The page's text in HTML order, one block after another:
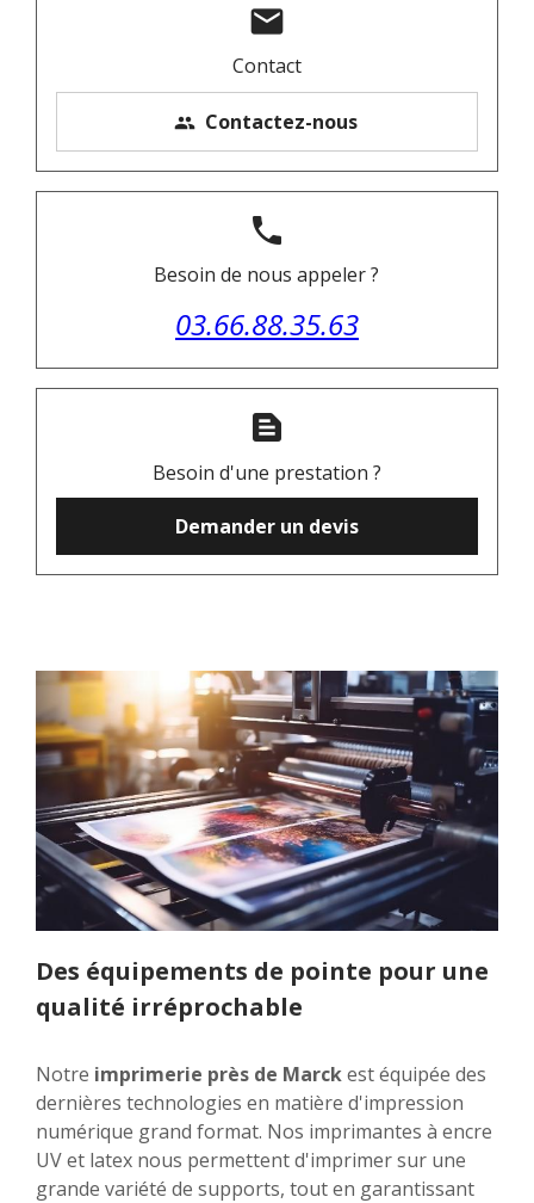
mail
Contact
people Contactez-nous
phone
Besoin de nous appeler ?
03.66.88.35.63
text_snippet
Besoin d'une prestation ?
Demander un devis
Des équipements de pointe pour une
qualité irréprochable
Notre imprimerie près de Marckest équipée des
dernières technologies en matière d'impression
numérique grand format. Nos imprimantes à encre
UV et latex nous permettent d'imprimer sur une
grande variété de supports, tout en garantissant